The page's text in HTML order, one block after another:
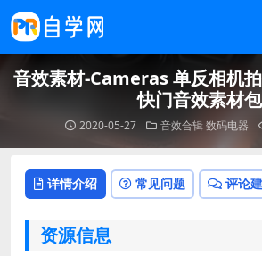
音效素材-Cameras 单反相机
快门音效素材包
2020-05-27 音效合辑 数码电器
详情介绍 常见问题 评论
资源信息